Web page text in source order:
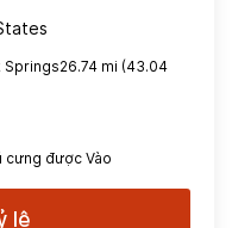
Springs26.74 mi (43.04
cưng được Vào
lệ